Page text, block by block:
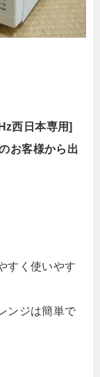
西日本専用]
お客様から出
すく使いやす
ンジは簡単で